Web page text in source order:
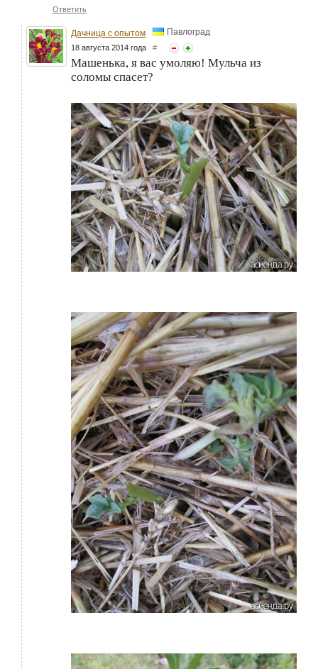
Ответить
Дачница с опытом Павлоград
18 августа 2014 года #
Машенька, я вас умоляю! Мульча из
соломы спасет?